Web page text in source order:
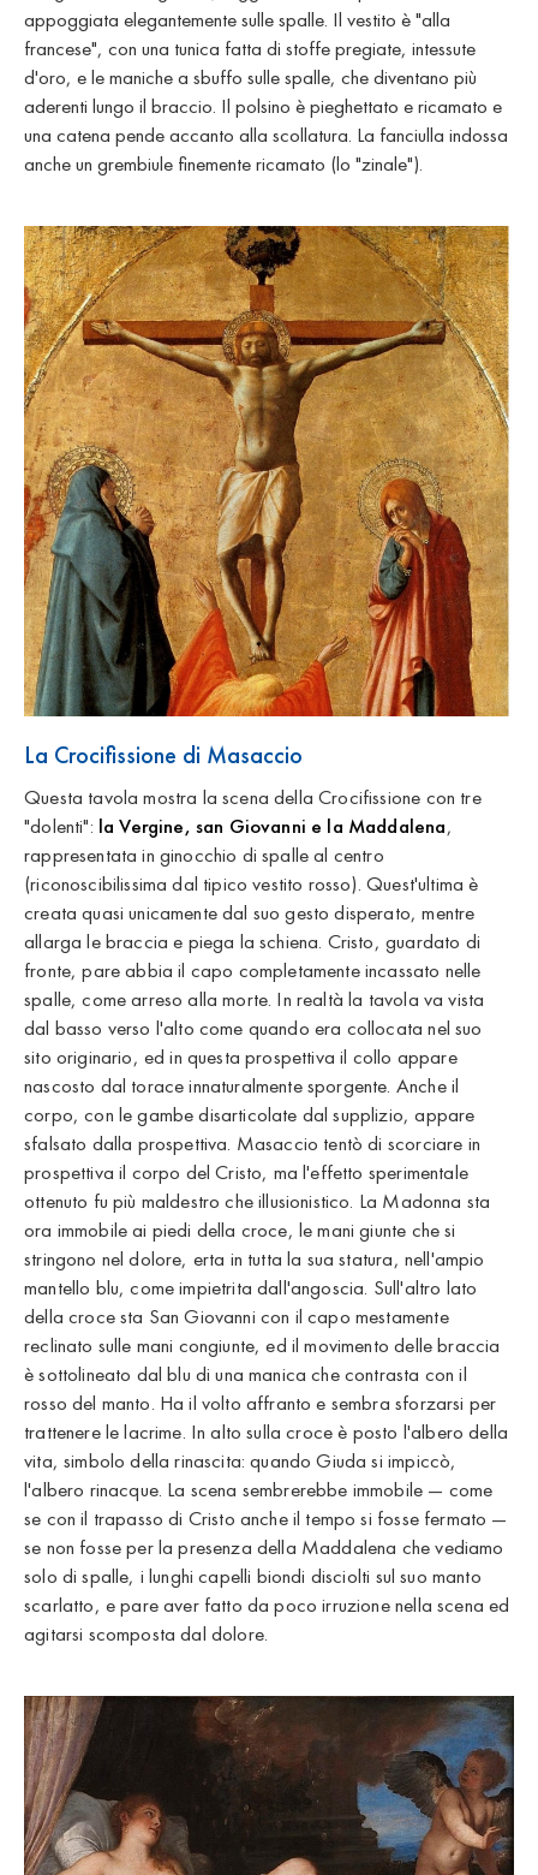
appoggiata elegantemente sulle spalle. Il vestito è "alla
francese", con una tunica fatta di stoffe pregiate, intessute
d'oro, e le maniche a sbuffo sulle spalle, che diventano più
aderenti lungo il braccio. Il polsino è pieghettato e ricamato e
una catena pende accanto alla scollatura. La fanciulla indossa
anche un grembiule finemente ricamato (lo "zinale").
La Crocifissione di Masaccio
Questa tavola mostra la scena della Crocifissione con tre
"dolenti": la Vergine, san Giovanni e la Maddalena,
rappresentata in ginocchio di spalle al centro
(riconoscibilissima dal tipico vestito rosso). Quest'ultima è
creata quasi unicamente dal suo gesto disperato, mentre
allarga le braccia e piega la schiena. Cristo, guardato di
fronte, pare abbia il capo completamente incassato nelle
spalle, come arreso alla morte. In realtà la tavola va vista
dal basso verso l'alto come quando era collocata nel suo
sito originario, ed in questa prospettiva il collo appare
nascosto dal torace innaturalmente sporgente. Anche il
corpo, con le gambe disarticolate dal supplizio, appare
sfalsato dalla prospettiva. Masaccio tentò di scorciare in
prospettiva il corpo del Cristo, ma l'effetto sperimentale
ottenuto fu più maldestro che illusionistico. La Madonna sta
ora immobile ai piedi della croce, le mani giunte che si
stringono nel dolore, erta in tutta la sua statura, nell'ampio
mantello blu, come impietrita dall'angoscia. Sull'altro lato
della croce sta San Giovanni con il capo mestamente
reclinato sulle mani congiunte, ed il movimento delle braccia
è sottolineato dal blu di una manica che contrasta con il
rosso del manto. Ha il volto affranto e sembra sforzarsi per
trattenere le lacrime. In alto sulla croce è posto l'albero della
vita, simbolo della rinascita: quando Giuda si impiccò,
l'albero rinacque. La scena sembrerebbe immobile — come
se con il trapasso di Cristo anche il tempo si fosse fermato —
se non fosse per la presenza della Maddalena che vediamo
solo di spalle, i lunghi capelli biondi disciolti sul suo manto
scarlatto, e pare aver fatto da poco irruzione nella scena ed
agitarsi scomposta dal dolore.